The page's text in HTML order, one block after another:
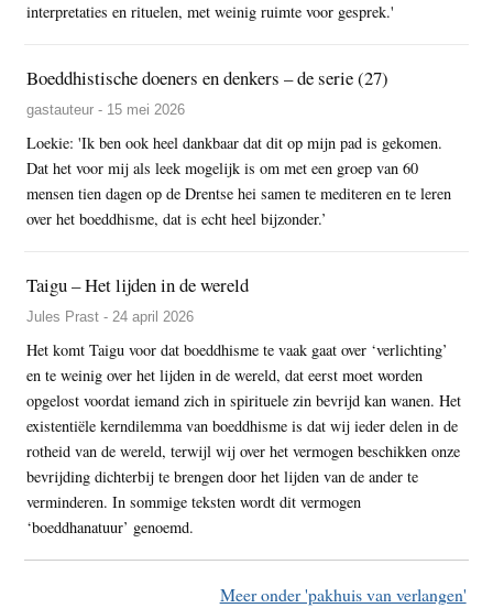
interpretaties en rituelen, met weinig ruimte voor gesprek.'
Boeddhistische doeners en denkers – de serie (27)
gastauteur - 15 mei 2026
Loekie: 'Ik ben ook heel dankbaar dat dit op mijn pad is gekomen.
Dat het voor mij als leek mogelijk is om met een groep van 60
mensen tien dagen op de Drentse hei samen te mediteren en te leren
over het boeddhisme, dat is echt heel bijzonder.’
Taigu – Het lijden in de wereld
Jules Prast - 24 april 2026
Het komt Taigu voor dat boeddhisme te vaak gaat over ‘verlichting’
en te weinig over het lijden in de wereld, dat eerst moet worden
opgelost voordat iemand zich in spirituele zin bevrijd kan wanen. Het
existentiële kerndilemma van boeddhisme is dat wij ieder delen in de
rotheid van de wereld, terwijl wij over het vermogen beschikken onze
bevrijding dichterbij te brengen door het lijden van de ander te
verminderen. In sommige teksten wordt dit vermogen
‘boeddhanatuur’ genoemd.
Meer onder 'pakhuis van verlangen'